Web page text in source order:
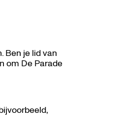
Ben je lid van
om De Parade